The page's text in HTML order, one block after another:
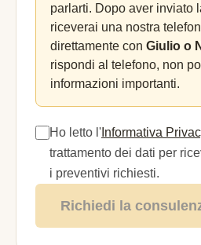
parlarti. Dopo aver inviato
riceverai una nostra
direttamente con Giulio o
rispondi al telefono, non
informazioni importanti.
Ho letto l' Informativa
trattamento dei dati per
i preventivi richiesti.
Richiedi la